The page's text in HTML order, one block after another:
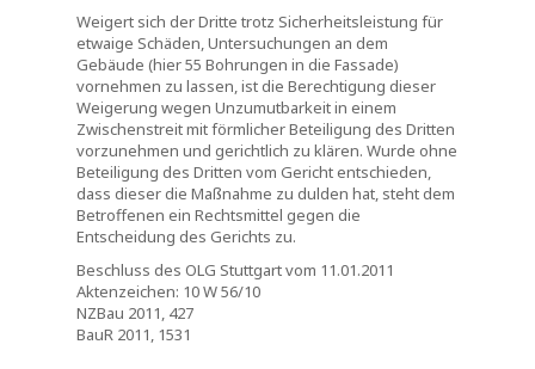
Weigert sich der Dritte trotz Sicherheitsleistung für
etwaige Schäden, Untersuchungen an dem
Gebäude (hier 55 Bohrungen in die Fassade)
vornehmen zu lassen, ist die Berechtigung dieser
Weigerung wegen Unzumutbarkeit in einem
Zwischenstreit mit förmlicher Beteiligung des Dritten
vorzunehmen und gerichtlich zu klären. Wurde ohne
Beteiligung des Dritten vom Gericht entschieden,
dass dieser die Maßnahme zu dulden hat, steht dem
Betroffenen ein Rechtsmittel gegen die
Entscheidung des Gerichts zu.
Beschluss des OLG Stuttgart vom 11.01.2011
Aktenzeichen: 10 W 56/10
NZBau 2011, 427
BauR 2011, 1531